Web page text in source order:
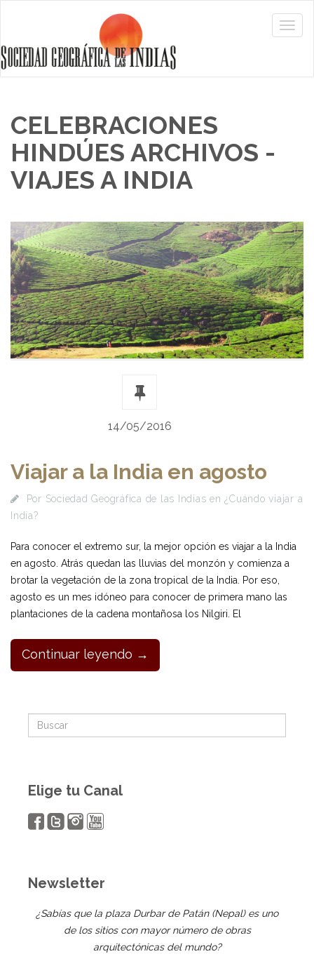
CELEBRACIONES
HINDÚES ARCHIVOS -
VIAJES A INDIA
14/05/2016
Viajar a la India en agosto
Por Sociedad Geográfica de las Indias en¿Cuándo viajar a
India?
Para conocer el extremo sur, la mejor opción es viajar a la India
en agosto. Atrás quedan las lluvias del monzón y comienza a
brotar la vegetación de la zona tropical de la India. Por eso,
agosto es un mes idóneo para conocer de primera mano las
plantaciones de la cadena montañosa los Nilgiri. El
Continuar leyendo →
Elige tu Canal
Newsletter
¿Sabías que la plaza Durbar de Patán (Nepal) es uno
de los sitios con mayor número de obras
arquitectónicas del mundo?